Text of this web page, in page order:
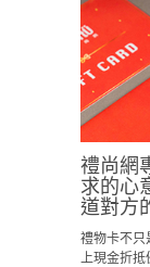
禮尚網
求的心
道對方
禮物卡不只
上現金折